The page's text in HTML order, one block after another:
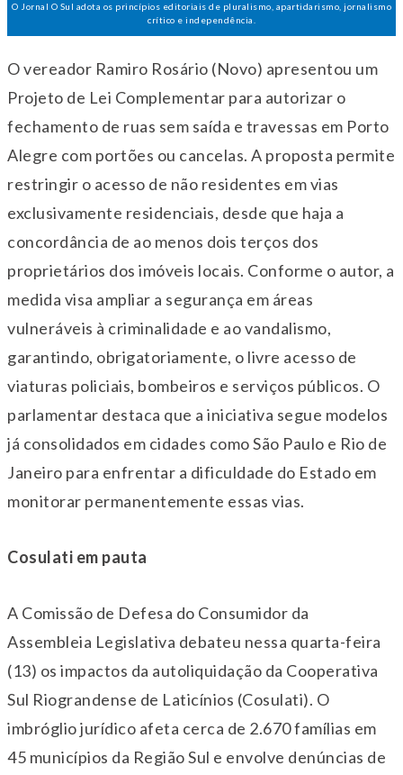
O Jornal O Sul adota os princípios editoriais de pluralismo, apartidarismo, jornalismo
crítico e independência.
O vereador Ramiro Rosário (Novo) apresentou um
Projeto de Lei Complementar para autorizar o
fechamento de ruas sem saída e travessas em Porto
Alegre com portões ou cancelas. A proposta permite
restringir o acesso de não residentes em vias
exclusivamente residenciais, desde que haja a
concordância de ao menos dois terços dos
proprietários dos imóveis locais. Conforme o autor, a
medida visa ampliar a segurança em áreas
vulneráveis à criminalidade e ao vandalismo,
garantindo, obrigatoriamente, o livre acesso de
viaturas policiais, bombeiros e serviços públicos. O
parlamentar destaca que a iniciativa segue modelos
já consolidados em cidades como São Paulo e Rio de
Janeiro para enfrentar a dificuldade do Estado em
monitorar permanentemente essas vias.
Cosulati em pauta
A Comissão de Defesa do Consumidor da
Assembleia Legislativa debateu nessa quarta-feira
(13) os impactos da autoliquidação da Cooperativa
Sul Riograndense de Laticínios (Cosulati). O
imbróglio jurídico afeta cerca de 2.670 famílias em
45 municípios da Região Sul e envolve denúncias de